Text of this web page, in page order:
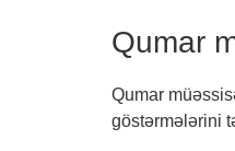
Qumar
Qumar
göstərmələrini